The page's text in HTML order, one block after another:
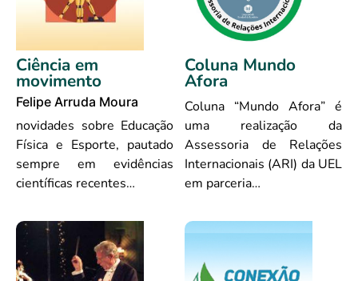
Ciência em
movimento
Felipe Arruda Moura
novidades sobre Educação
Física e Esporte, pautado
sempre em evidências
científicas recentes…
Coluna Mundo
Afora
Coluna “Mundo Afora” é
uma realização da
Assessoria de Relações
Internacionais (ARI) da UEL
em parceria…